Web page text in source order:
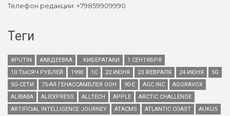
Телефон редакции: +79859909990
Теги
#PUTIN #АВДЕЕВКА . КИБЕРАТАКИ
1 СЕНТЯБРЯ
10 ТЫСЯЧ РУБЛЕЙ
1990 1С 22 ИЮНЯ 23 ФЕВРАЛЯ 24 ИЮНЯ
5G
5G-СЕТИ
75-АЯ ГЕНАССАМБЛЕЯ ООН 90-Е AGC INC
AGORAVOX
ALIBABA
ALIEXPRESS ALLTECH APPLE
ARCTIC CHALLENGE
ARTIFICIAL INTELLIGENCE JOURNEY
ATACMS ATLANTIC COAST
AUKUS